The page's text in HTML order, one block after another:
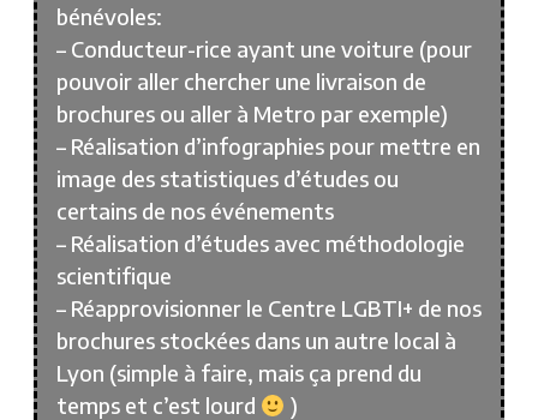
bénévoles:
– Conducteur-rice ayant une voiture (pour
pouvoir aller chercher une livraison de
brochures ou aller à Metro par exemple)
– Réalisation d’infographies pour mettre en
image des statistiques d’études ou
certains de nos événements
– Réalisation d’études avec méthodologie
scientifique
– Réapprovisionner le Centre LGBTI+ de nos
brochures stockées dans un autre local à
Lyon (simple à faire, mais ça prend du
temps et c’est lourd
)